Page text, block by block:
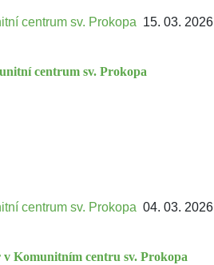
centrum sv. Prokopa 15. 03. 2026
centrum sv. Prokopa
centrum sv. Prokopa 04. 03. 2026
Komunitním centru sv. Prokopa